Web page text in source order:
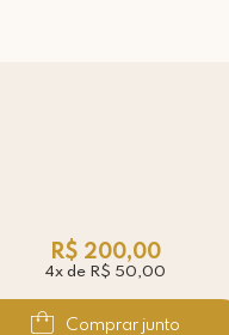
R$ 200,00
4x de R$ 50,00
Comprar junto